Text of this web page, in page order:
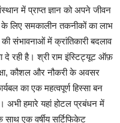
में प्राप्त ज्ञान को अपने जीवन
लिए समकालीन तकनीकों का लाभ
संभावनाओं में क्रांतिकारी बदलाव
दे रही है। श्री राम इंस्टिट्यूट ऑफ़
कौशल और नौकरी के अवसर
का एक महत्वपूर्ण हिस्सा बन
अभी हमारे यहां होटल प्रबंधन में
साथ एक वर्षीय सर्टिफिकेट